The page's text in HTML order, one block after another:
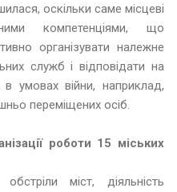
оскільки саме місцеві
компетенціями, що
організувати належне
служб і відповідати на
умовах війни, наприклад,
переміщених осіб.
роботи 15 міських
міст, діяльність